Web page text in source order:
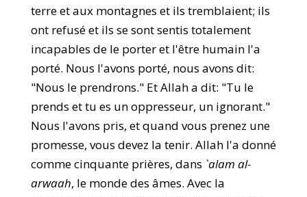
terre et aux montagnes et ils tremblaient; ils
ont refusé et ils se sont sentis totalement
incapables de le porter et l'être humain l'a
porté. Nous l'avons porté, nous avons dit:
"Nous le prendrons." Et Allah a dit: "Tu le
prends et tu es un oppresseur, un ignorant."
Nous l'avons pris, et quand vous prenez une
promesse, vous devez la tenir. Allah l'a donné
comme cinquante prières, dans `alam al-
arwaah, le monde des âmes. Avec la